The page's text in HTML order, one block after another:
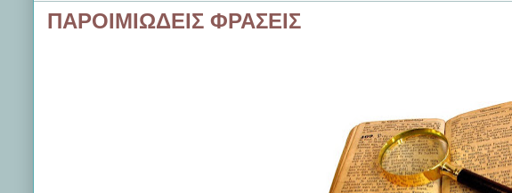
ΠΑΡΟΙΜΙΩΔΕΙΣ ΦΡΑΣΕΙΣ